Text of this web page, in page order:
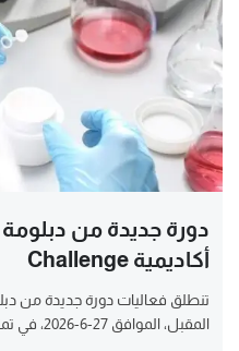
دورة جديدة من دبلومة
أكاديمية Challenge
تنطلق فعاليات دورة جديدة من
المقبل، الموافق 27-6-2026، في تمام الساعة الـ 2 ظهرًا، بالمقر...